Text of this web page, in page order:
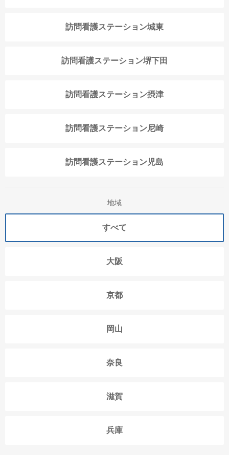
訪問看護ステーション城東
訪問看護ステーション堺下田
訪問看護ステーション摂津
訪問看護ステーション尼崎
訪問看護ステーション児島
地域
すべて
大阪
京都
岡山
奈良
滋賀
兵庫